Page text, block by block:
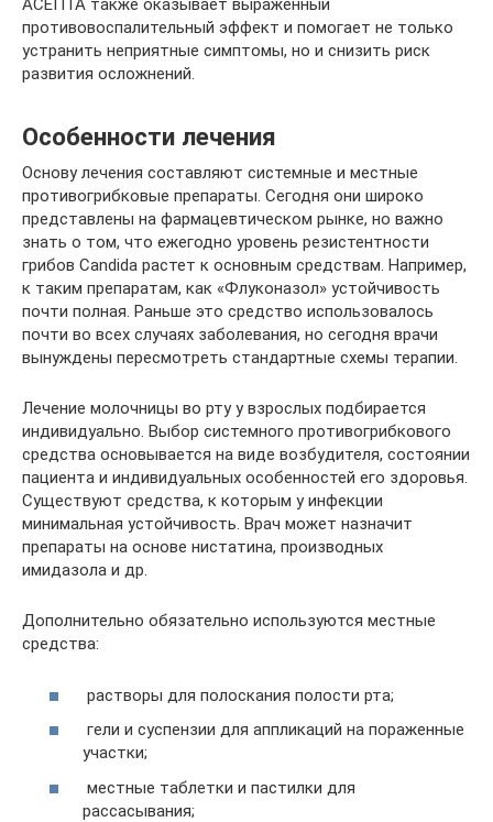
АСЕПТА также оказывает выраженный
противовоспалительный эффект и помогает не только
устранить неприятные симптомы, но и снизить риск
развития осложнений.
Особенности лечения
Основу лечения составляют системные и местные
противогрибковые препараты. Сегодня они широко
представлены на фармацевтическом рынке, но важно
знать о том, что ежегодно уровень резистентности
грибов Candida растет к основным средствам. Например,
к таким препаратам, как «Флуконазол» устойчивость
почти полная. Раньше это средство использовалось
почти во всех случаях заболевания, но сегодня врачи
вынуждены пересмотреть стандартные схемы терапии.
Лечение молочницы во рту у взрослых подбирается
индивидуально. Выбор системного противогрибкового
средства основывается на виде возбудителя, состоянии
пациента и индивидуальных особенностей его здоровья.
Существуют средства, к которым у инфекции
минимальная устойчивость. Врач может назначит
препараты на основе нистатина, производных
имидазола и др.
Дополнительно обязательно используются местные
средства:
растворы для полоскания полости рта;
гели и суспензии для аппликаций на пораженные
участки;
местные таблетки и пастилки для
рассасывания;